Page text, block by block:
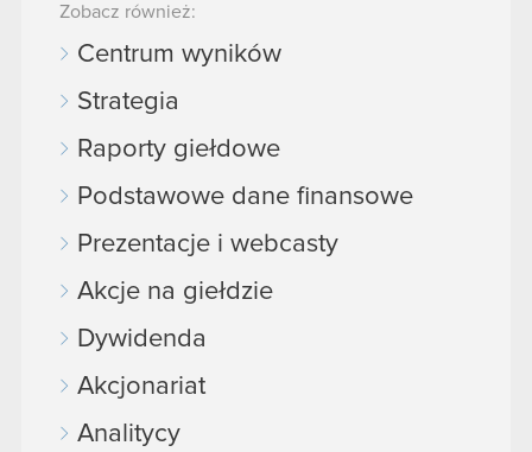
Zobacz również:
Centrum wyników
Strategia
Raporty giełdowe
Podstawowe dane finansowe
Prezentacje i webcasty
Akcje na giełdzie
Dywidenda
Akcjonariat
Analitycy